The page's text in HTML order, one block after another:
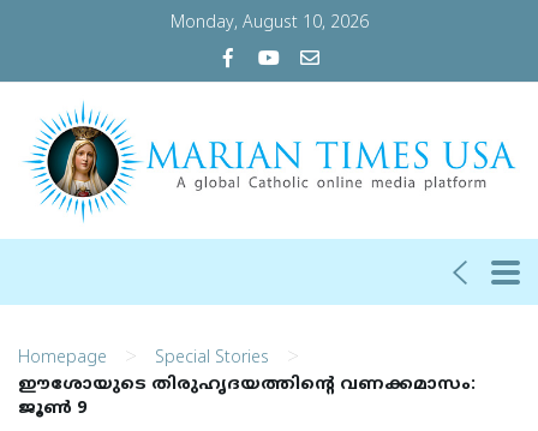
Monday, August 10, 2026
Homepage > Special Stories >
ഈശോയുടെ തിരുഹൃദയത്തിന്റെ വണക്കമാസം:
ജൂൺ 9